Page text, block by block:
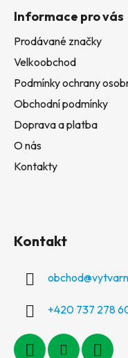
Informace pro vás
Prodávané značky
Velkoobchod
Podmínky ochrany
Obchodní podmínky
Doprava a platba
O nás
Kontakty
Kontakt
obchod@
+420 737 278